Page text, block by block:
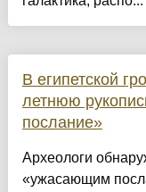
В египетской
летнюю
послание»
Археологи
«ужасающим